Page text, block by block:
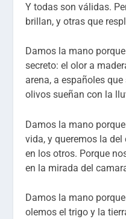
Y todas son válidas.
brillan, y otras que
Damos la mano
secreto: el olor a
arena, a españoles
olivos sueñan con la
Damos la mano
vida, y queremos la
en los otros. Porque
en la mirada del
Damos la mano
olemos el trigo y la